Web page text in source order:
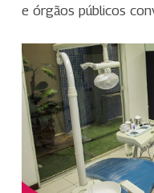
e órgãos públicos